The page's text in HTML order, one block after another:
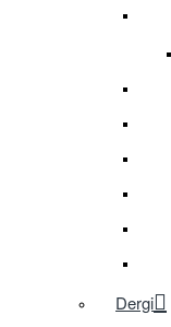
Dergi